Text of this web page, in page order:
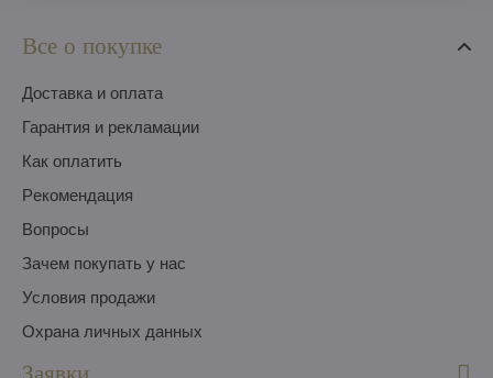
Все о покупке
Доставка и оплата
Гарантия и рекламации
Как оплатить
Pекомендация
Вопросы
Зачем покупать у нас
Условия продажи
Охрана личных данных